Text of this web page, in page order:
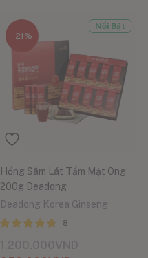
-21%
Nổi Bật
Hồng Sâm Lát Tẩm Mật Ong
200g Deadong
Deadong Korea Ginseng
8